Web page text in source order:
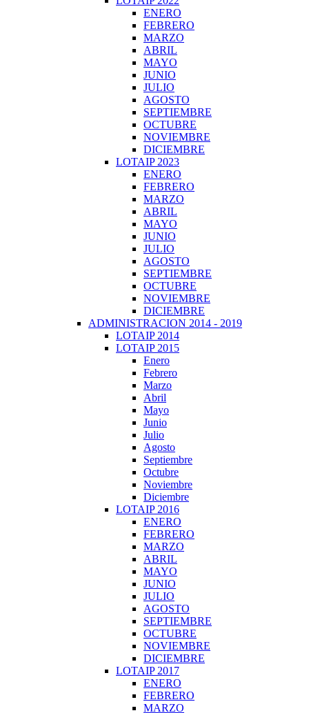
ENERO
FEBRERO
MARZO
ABRIL
MAYO
JUNIO
JULIO
AGOSTO
SEPTIEMBRE
OCTUBRE
NOVIEMBRE
DICIEMBRE
LOTAIP 2023
ENERO
FEBRERO
MARZO
ABRIL
MAYO
JUNIO
JULIO
AGOSTO
SEPTIEMBRE
OCTUBRE
NOVIEMBRE
DICIEMBRE
ADMINISTRACION 2014 - 2019
LOTAIP 2014
LOTAIP 2015
Enero
Febrero
Marzo
Abril
Mayo
Junio
Julio
Agosto
Septiembre
Octubre
Noviembre
Diciembre
LOTAIP 2016
ENERO
FEBRERO
MARZO
ABRIL
MAYO
JUNIO
JULIO
AGOSTO
SEPTIEMBRE
OCTUBRE
NOVIEMBRE
DICIEMBRE
LOTAIP 2017
ENERO
FEBRERO
MARZO